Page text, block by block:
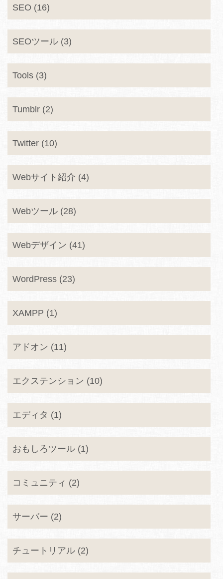
SEO (16)
SEOツール (3)
Tools (3)
Tumblr (2)
Twitter (10)
Webサイト紹介 (4)
Webツール (28)
Webデザイン (41)
WordPress (23)
XAMPP (1)
アドオン (11)
エクステンション (10)
エディタ (1)
おもしろツール (1)
コミュニティ (2)
サーバー (2)
チュートリアル (2)